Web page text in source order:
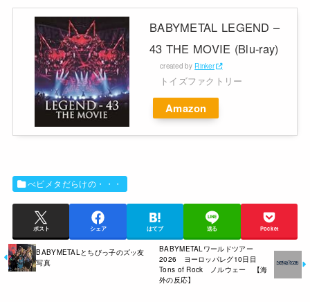
BABYMETAL LEGEND –
43 THE MOVIE (Blu-ray)
created by Rinker
トイズファクトリー
Amazon
べビメタだらけの・・・
ポスト シェア はてブ 送る Pocket
BABYMETALとちびっ子のズッ友
写真
BABYMETALワールドツアー
2026 ヨーロッパレグ10日目
Tons of Rock ノルウェー 【海
外の反応】